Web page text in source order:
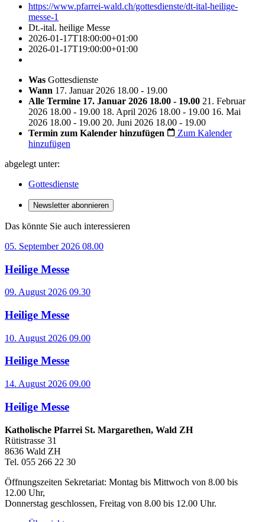
https://www.pfarrei-wald.ch/gottesdienste/dt-ital-heilige-
messe-1
Dt.-ital. heilige Messe
2026-01-17T18:00:00+01:00
2026-01-17T19:00:00+01:00
Was Gottesdienste
Wann 17. Januar 2026 18.00 - 19.00
Alle Termine 17. Januar 2026 18.00 - 19.00 21. Februar
2026 18.00 - 19.00 18. April 2026 18.00 - 19.00 16. Mai
2026 18.00 - 19.00 20. Juni 2026 18.00 - 19.00
Termin zum Kalender hinzufügen
Zum Kalender
hinzufügen
abgelegt unter:
Gottesdienste
Newsletter abonnieren
Das könnte Sie auch interessieren
05. September 2026 08.00
Heilige Messe
09. August 2026 09.30
Heilige Messe
10. August 2026 09.00
Heilige Messe
14. August 2026 09.00
Heilige Messe
Katholische Pfarrei St. Margarethen, Wald ZH
Rütistrasse 31
8636 Wald ZH
Tel. 055 266 22 30
Öffnungszeiten Sekretariat: Montag bis Mittwoch von 8.00 bis
12.00 Uhr,
Donnerstag geschlossen, Freitag von 8.00 bis 12.00 Uhr.